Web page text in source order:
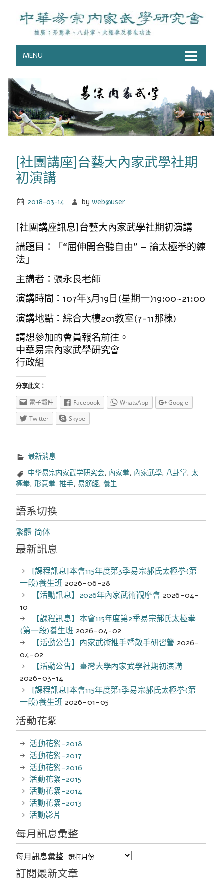
MENU
[社團講座]台藝大內家武學社期
初演講
2018-03-14 byweb@user
[社團講座訊息]台藝大內家武學社期初演講
講題目：「“屈伸開合聽自由” – 論太極拳的練
法」
主講者：張永良老師
演講時間：107年3月19日(星期一)19:00~21:00
演講地點：綜合大樓201教室(7-11那棟)
請想參加的會員報名前往。
中華易宗內家武學研究會
行政組
分享此文：
電子郵件 Facebook WhatsApp
Google
Twitter
Skype
最新消息
中华易宗内家武学研究会, 內家拳, 內家武學, 八卦掌, 太
極拳, 形意拳, 推手, 易筋經, 養生
語系切換
繁體 简体
最新訊息
[課程訊息]本會115年度第3季易宗郝氏太極拳(第
一段)養生班 2026-06-28
【活動訊息】2026年內家武術觀摩會 2026-04-
10
【課程訊息】本會115年度第2季易宗郝氏太極拳
(第一段)養生班 2026-04-02
【活動公告】內家武術推手暨散手研習營 2026-
04-02
【活動公告】臺灣大學內家武學社期初演講
2026-03-14
[課程訊息]本會115年度第1季易宗郝氏太極拳(第
一段)養生班 2026-01-05
活動花絮
活動花絮-2018
活動花絮-2017
活動花絮-2016
活動花絮-2015
活動花絮-2014
活動花絮-2013
活動影片
每月訊息彙整
每月訊息彙整
訂閱最新文章